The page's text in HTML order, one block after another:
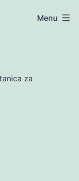
Menu
za